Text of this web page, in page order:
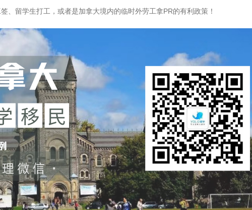
、留学生打工，或者是加拿大境内的临时外劳工拿PR的有利政策！